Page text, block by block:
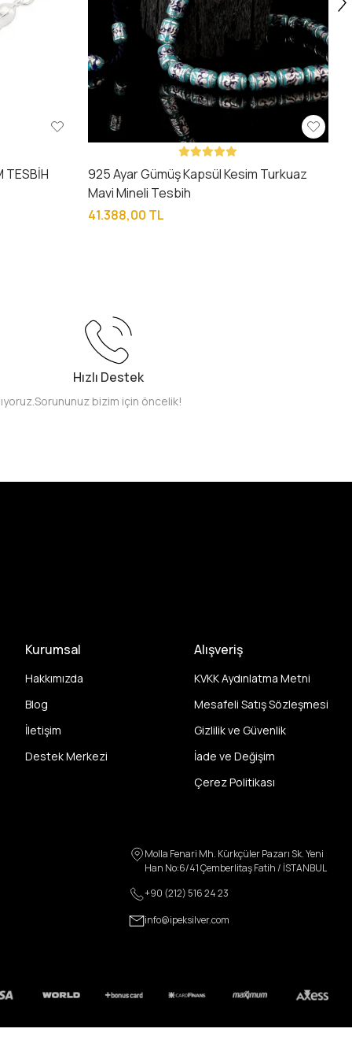
TESBİH
925 Ayar Gümüş Kapsül Kesim Turkuaz
Mavi Mineli Tesbih
41.388,00 TL
Hızlı Destek
Sorununuz bizim için öncelik!
Kurumsal
Hakkımızda
Blog
İletişim
Destek Merkezi
Alışveriş
KVKK Aydınlatma Metni
Mesafeli Satış Sözleşmesi
Gizlilik ve Güvenlik
İade ve Değişim
Çerez Politikası
Molla Fenari Mh. Kürkçüler Pazarı Sk. Yeni
Han No:6/41 Çemberlitaş Fatih / İSTANBUL
+90 (212) 516 24 23
info@ipeksilver.com